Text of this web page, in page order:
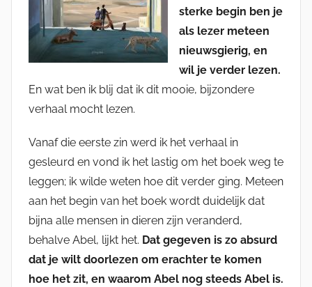
sterke begin ben je
als lezer meteen
nieuwsgierig, en
wil je verder lezen.
En wat ben ik blij dat ik dit mooie, bijzondere
verhaal mocht lezen.
Vanaf die eerste zin werd ik het verhaal in
gesleurd en vond ik het lastig om het boek weg te
leggen; ik wilde weten hoe dit verder ging. Meteen
aan het begin van het boek wordt duidelijk dat
bijna alle mensen in dieren zijn veranderd,
behalve Abel, lijkt het. Dat gegeven is zo absurd
dat je wilt doorlezen om erachter te komen
hoe het zit, en waarom Abel nog steeds Abel is.